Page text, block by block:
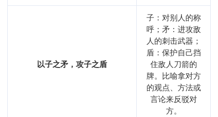
以子之矛，攻子之盾
子：对别人的称
呼；矛：进攻敌
人的刺击武器；
盾：保护自己挡
住敌人刀箭的
牌。比喻拿对方
的观点、方法或
言论来反驳对
方。